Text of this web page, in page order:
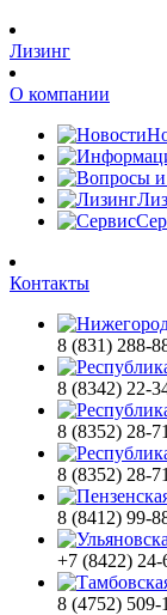
Лизинг
О компании
Контакты
8 (831) 288-
8 (8342) 22-
8 (8352) 28-
8 (8352) 28-
8 (8412) 99-
+7 (8422) 24-
8 (4752) 509-